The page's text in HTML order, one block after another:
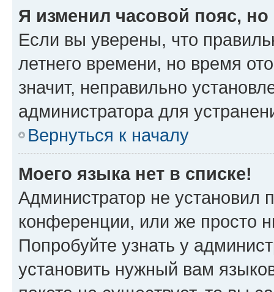
Я изменил часовой пояс,
Если вы уверены, что
летнего времени, но время
значит, неправильно
администратора для
Вернуться к началу
Моего языка нет в списке!
Администратор не установил
конференции, или же просто
Попробуйте узнать у
установить нужный вам